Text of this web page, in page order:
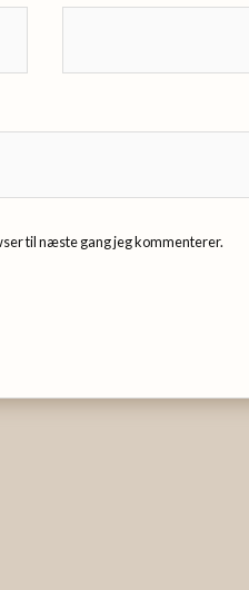
til næste gang jeg kommenterer.